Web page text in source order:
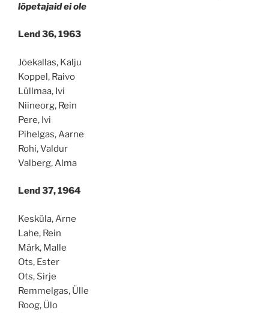
lõpetajaid ei ole
Lend 36, 1963
Jõekallas, Kalju
Koppel, Raivo
Lüllmaa, Ivi
Niineorg, Rein
Pere, Ivi
Pihelgas, Aarne
Rohi, Valdur
Valberg, Alma
Lend 37, 1964
Kesküla, Arne
Lahe, Rein
Märk, Malle
Ots, Ester
Ots, Sirje
Remmelgas, Ülle
Roog, Ülo